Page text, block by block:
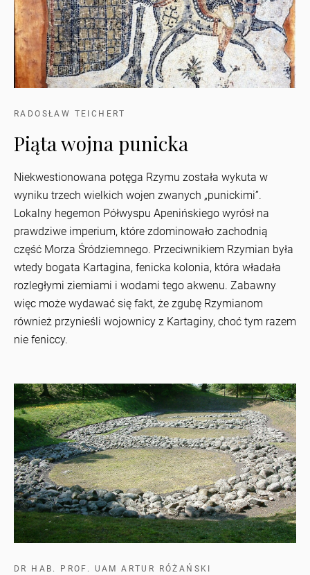
RADOSŁAW TEICHERT
Piąta wojna punicka
Niekwestionowana potęga Rzymu została wykuta w
wyniku trzech wielkich wojen zwanych „punickimi”.
Lokalny hegemon Półwyspu Apenińskiego wyrósł na
prawdziwe imperium, które zdominowało zachodnią
część Morza Śródziemnego. Przeciwnikiem Rzymian była
wtedy bogata Kartagina, fenicka kolonia, która władała
rozległymi ziemiami i wodami tego akwenu. Zabawny
więc może wydawać się fakt, że zgubę Rzymianom
również przynieśli wojownicy z Kartaginy, choć tym razem
nie feniccy.
DR HAB. PROF. UAM ARTUR RÓŻAŃSKI